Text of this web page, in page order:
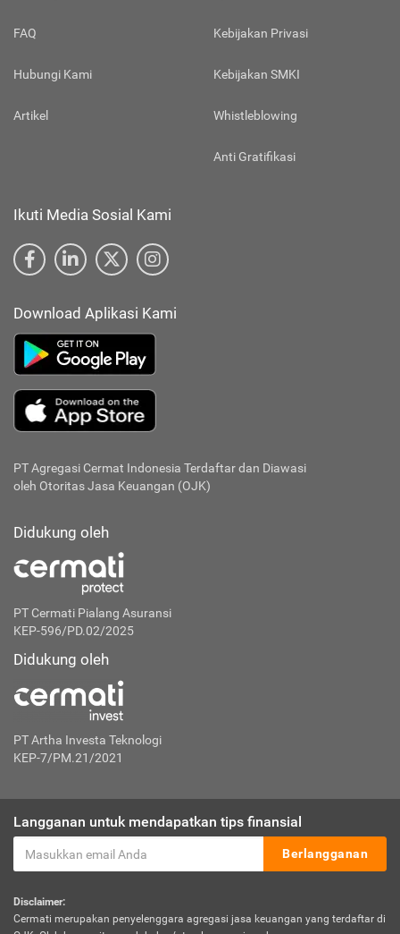
FAQ
Hubungi Kami
Artikel
Kebijakan Privasi
Kebijakan SMKI
Whistleblowing
Anti Gratifikasi
Ikuti Media Sosial Kami
Download Aplikasi Kami
PT Agregasi Cermat Indonesia Terdaftar dan Diawasi
oleh Otoritas Jasa Keuangan (OJK)
Didukung oleh
PT Cermati Pialang Asuransi
KEP-596/PD.02/2025
Didukung oleh
PT Artha Investa Teknologi
KEP-7/PM.21/2021
Langganan untuk mendapatkan tips finansial
Berlangganan
Disclaimer:
Cermati merupakan penyelenggara agregasi jasa keuangan yang terdaftar di